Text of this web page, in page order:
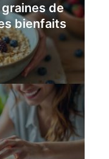
de
bienfaits